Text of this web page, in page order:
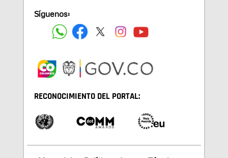
Síguenos:
RECONOCIMIENTO DEL PORTAL: